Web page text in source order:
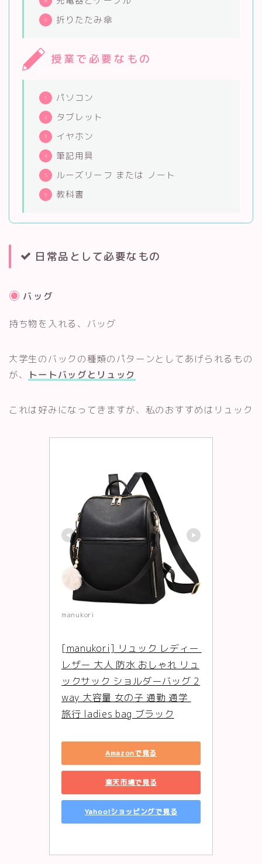
折りたたみ傘
授業で必要なもの
パソコン
タブレット
イヤホン
筆記用具
ルーズリーフ または ノート
教科書
日常品として必要なもの
バッグ
持ち物を入れる、バッグ
大学生のバックの種類のパターンとしてあげられるもの
が、
トートバッグとリュック
これは好みになってきますが、私のおすすめはリュック
manukori
[manukori] リュック レディー
レザー 大人 防水 おしゃれ リュ
ックサック ショルダーバッグ 2
way 大容量 女の子 通勤 通学
旅行 ladies bag ブラック
Amazonで見る
楽天市場で見る
Yahoo!ショッピングで見る